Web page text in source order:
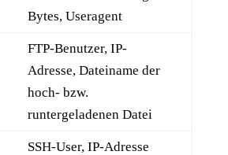
Bytes, Useragent
FTP-Benutzer, IP-
Adresse, Dateiname der
hoch- bzw.
runtergeladenen Datei
SSH-User, IP-Adresse